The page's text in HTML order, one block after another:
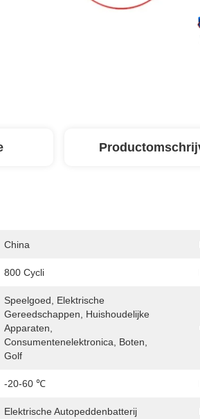
China
800 Cycli
Speelgoed, Elektrische
Gereedschappen, Huishoudelijke
Apparaten,
Consumentenelektronica, Boten,
Golf
-20-60 ℃
Elektrische Autopeddenbatterij